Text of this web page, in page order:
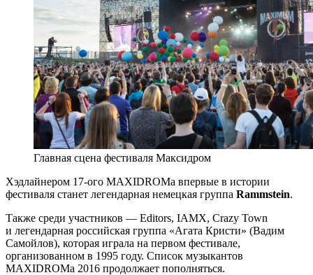
Главная сцена фестиваля Максидром
Хэдлайнером 17-ого MAXIDROMа впервые в истории
фестиваля станет легендарная немецкая группа Rammstein.
Также среди участников — Editors, IAMX, Сrazy Town
и легендарная российская группа «Агата Кристи» (Вадим
Самойлов), которая играла на первом фестивале,
организованном в 1995 году. Список музыкантов
MAXIDROMа 2016 продолжает пополняться.